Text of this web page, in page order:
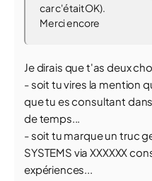
car c'était OK).
Merci encore
Je dirais que t'as deux
- soit tu vires la mention
que tu es consultant
de temps...
- soit tu marque un truc
SYSTEMS via XXXXXX
expériences...